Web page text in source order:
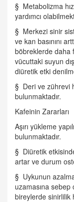
§ Metabolizma
yardımcı
§ Merkezi sinir
ve kan basınını
böbreklerde daha
vücuttaki suyun
diüretik etki
§ Deri ve zührevi
bulunmaktadır.
Kafeinin Zararları
Aşırı yükleme
bulunmaktadır.
§ Diüretik
artar ve durum
§ Uykunun
uzamasına
bireylerde sinirlilik